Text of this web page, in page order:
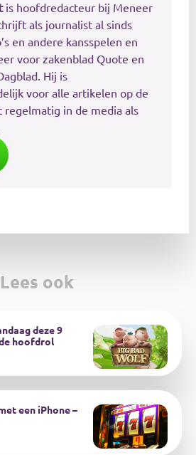
is hoofdredacteur bij Meneer
als journalist al sinds
en andere kansspelen en
voor zakenblad Quote en
Hij is
voor alle artikelen op de
regelmatig in de media als
Lees ook
deze 9
hoofdrol
een iPhone –